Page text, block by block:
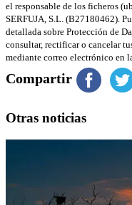
el responsable de los ficheros
SERFUJA, S.L. (B27180462).
detallada sobre Protección de
consultar, rectificar o cancelar
mediante correo electrónico en
Compartir
Otras noticias